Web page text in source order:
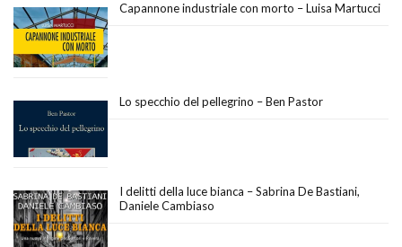
Capannone industriale con morto – Luisa Martucci
Lo specchio del pellegrino – Ben Pastor
I delitti della luce bianca – Sabrina De Bastiani,
Daniele Cambiaso